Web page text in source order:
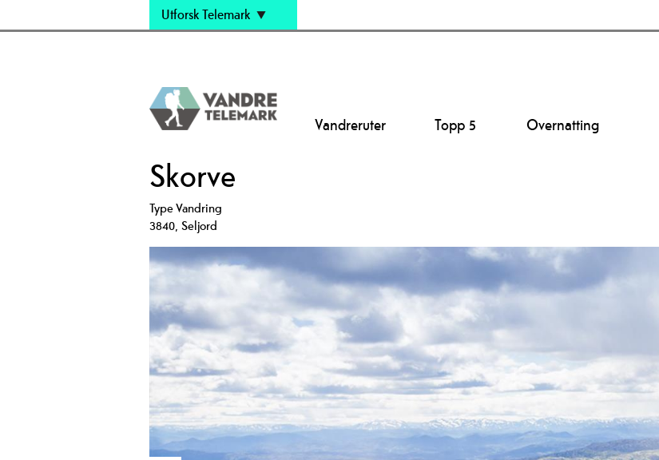
Utforsk Telemark
Vandreruter Topp 5 Overnatting
Skorve
TypeVandring
3840, Seljord